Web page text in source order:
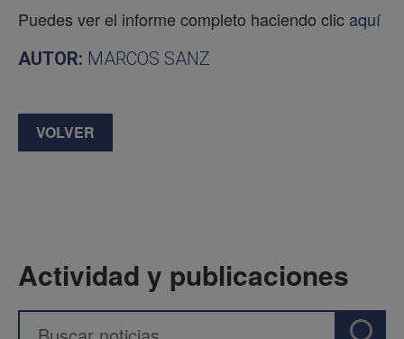
Puedes ver el informe completo haciendo clic aquí
AUTOR: MARCOS SANZ
VOLVER
Actividad y publicaciones